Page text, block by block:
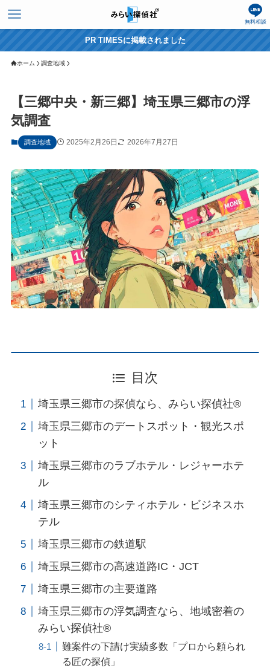
無料相談
PR TIMESに掲載されました
ホーム 調査地域
【三郷中央・新三郷】埼玉県三郷市の浮
気調査
調査地域 2025年2月26日 2026年7月27日
目次
埼玉県三郷市の探偵なら、みらい探偵社®︎
埼玉県三郷市のデートスポット・観光スポ
ット
埼玉県三郷市のラブホテル・レジャーホテ
ル
埼玉県三郷市のシティホテル・ビジネスホ
テル
埼玉県三郷市の鉄道駅
埼玉県三郷市の高速道路IC・JCT
埼玉県三郷市の主要道路
埼玉県三郷市の浮気調査なら、地域密着の
みらい探偵社®︎
難案件の下請け実績多数「プロから頼られ
る匠の探偵」